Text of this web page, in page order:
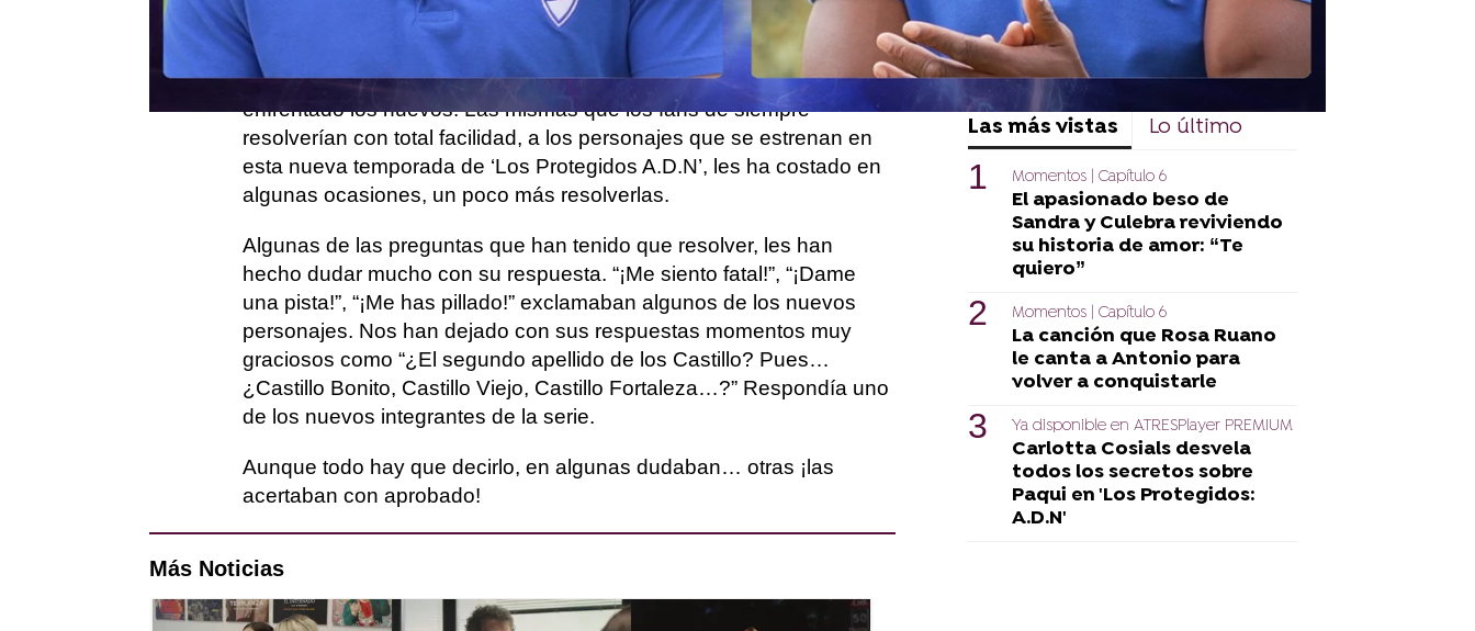
¿En que trabaja Mario?, ¿Qué poder tiene Lucía? ¿Cómo se llama
Culebra? Estas son algunas de las preguntas a las que se han
enfrentado los nuevos. Las mismas que los fans de siempre
resolverían con total facilidad, a los personajes que se estrenan en
esta nueva temporada de ‘Los Protegidos A.D.N’, les ha costado en
algunas ocasiones, un poco más resolverlas.
Algunas de las preguntas que han tenido que resolver, les han
hecho dudar mucho con su respuesta. “¡Me siento fatal!”, “¡Dame
una pista!”, “¡Me has pillado!” exclamaban algunos de los nuevos
personajes. Nos han dejado con sus respuestas momentos muy
graciosos como “¿El segundo apellido de los Castillo? Pues…
¿Castillo Bonito, Castillo Viejo, Castillo Fortaleza…?” Respondía uno
de los nuevos integrantes de la serie.
Aunque todo hay que decirlo, en algunas dudaban… otras ¡las
acertaban con aprobado!
Más Noticias
Las más vistas Lo último
Momentos | Capítulo 6
El apasionado beso de
Sandra y Culebra reviviendo
su historia de amor: “Te
quiero”
Momentos | Capítulo 6
La canción que Rosa Ruano
le canta a Antonio para
volver a conquistarle
Ya disponible en ATRESPlayer PREMIUM
Carlotta Cosials desvela
todos los secretos sobre
Paqui en 'Los Protegidos:
A.D.N'